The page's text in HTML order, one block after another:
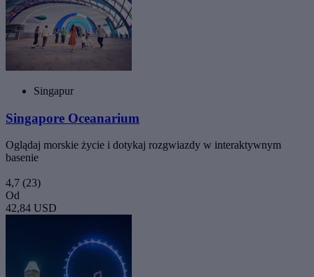
Singapur
Singapore Oceanarium
Oglądaj morskie życie i dotykaj rozgwiazdy w interaktywnym
basenie
4,7 (23)
Od
42,84 USD